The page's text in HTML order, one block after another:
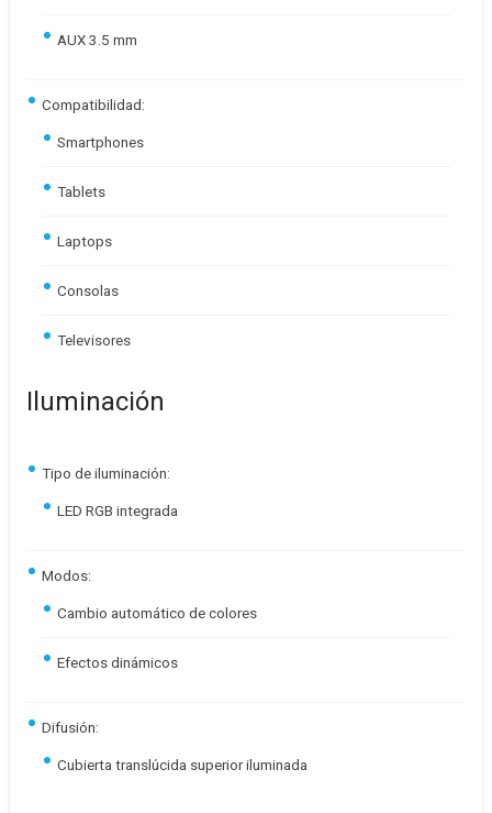
AUX 3.5 mm
Compatibilidad:
Smartphones
Tablets
Laptops
Consolas
Televisores
Iluminación
Tipo de iluminación:
LED RGB integrada
Modos:
Cambio automático de colores
Efectos dinámicos
Difusión:
Cubierta translúcida superior iluminada